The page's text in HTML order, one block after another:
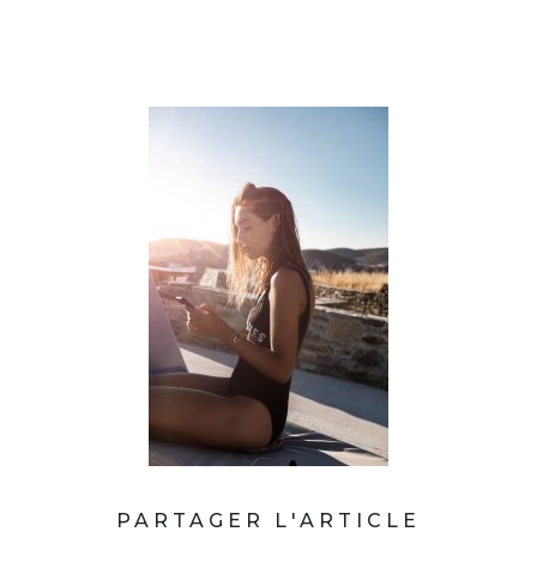
PARTAGER L'ARTICLE